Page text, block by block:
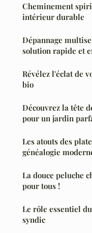
Cheminement
intérieur durable
Dépannage
solution rapide et
Révélez l'éclat de
bio
Découvrez la tête
pour un jardin
Les atouts des
généalogie
La douce peluche
pour tous !
Le rôle essentiel
syndic